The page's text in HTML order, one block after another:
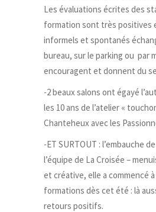
Les évaluations écrites des
formation sont très positives
informels et spontanés
bureau, sur le parking ou par
encouragent et donnent du
-2 beaux salons ont égayé
les 10 ans de l’atelier «
Chanteheux avec les
-ET SURTOUT : l’embauche
l’équipe de La Croisée –
et créative, elle a commencé
formations dès cet été : là
retours positifs.